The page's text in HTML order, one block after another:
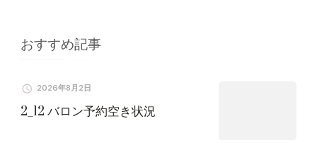
シ
ョ
ン
おすすめ記事
2026年8月2日
2_12 バロン予約空き状況